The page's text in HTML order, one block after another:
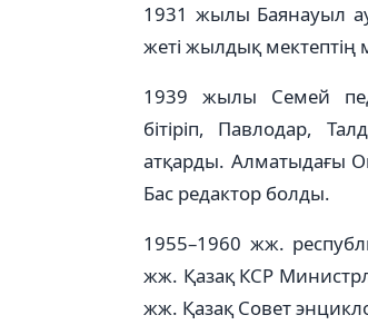
1931 жылы Баянауыл
жеті жылдық мектептің
1939 жылы Семей
бітіріп, Павлодар,
атқарды. Алматыдағы
Бас редактор болды.
1955–1960 жж.
жж. Қазақ КСР
жж. Қазақ Совет